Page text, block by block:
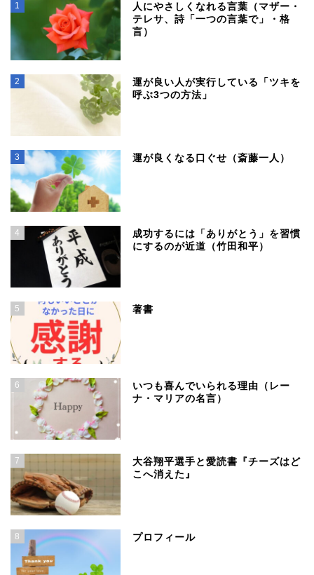
1
人にやさしくなれる言葉（マザー・
テレサ、詩「一つの言葉で」・格
言）
2
運が良い人が実行している「ツキを
呼ぶ3つの方法」
3 運が良くなる口ぐせ（斎藤一人）
4
成功するには「ありがとう」を習慣
にするのが近道（竹田和平）
5 著書
6
いつも喜んでいられる理由（レー
ナ・マリアの名言）
7
大谷翔平選手と愛読書『チーズはど
こへ消えた』
8 プロフィール